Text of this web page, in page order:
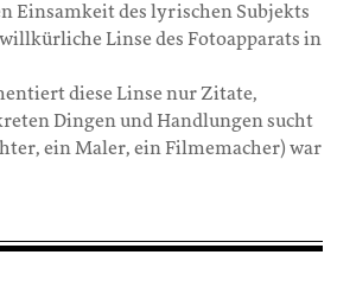
Einsamkeit des lyrischen Subjekts
Linse des Fotoapparats in
diese Linse nur Zitate,
Dingen und Handlungen sucht
ein Maler, ein Filmemacher) war